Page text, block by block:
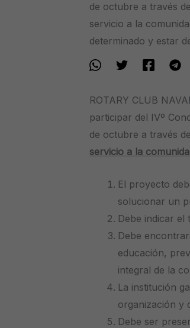
de octubre a través
servicio a la
determinado y estar
ROTARY CLUB
participar del IVº
de octubre a través
servicio a la
El proyecto
solucionar un
Debe indicar el
Debe
educación,
integral de la
La institución
organización y
Debe ser